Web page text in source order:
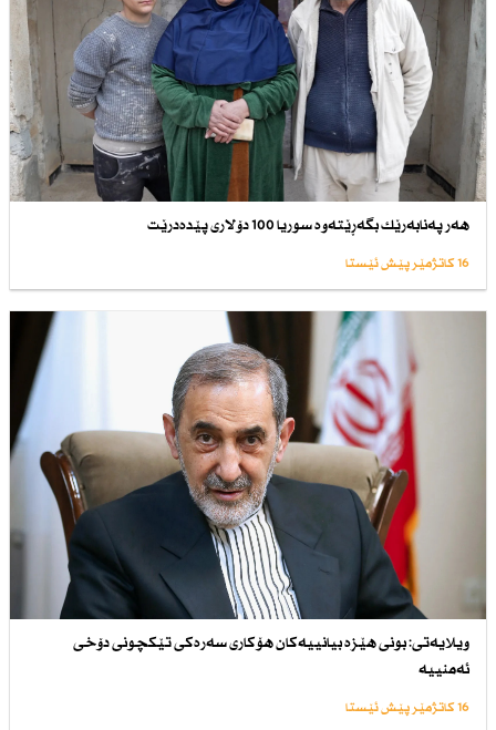
هەر پەنابەرێك بگەڕێتەوە سوریا 100 دۆلاری پێدەدرێت
16 کاتژمێر پێش ئێستا
ویلایەتی: بونی هێزە بیانییەكان هۆكاری سەرەكی تێكچونی دۆخی
ئەمنییە
16 کاتژمێر پێش ئێستا